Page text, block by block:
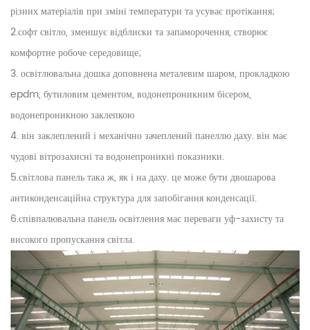
різних матеріалів при зміні температури та усуває протікання;
2.софт світло, зменшує відблиски та запаморочення, створює
комфортне робоче середовище;
3. освітлювальна дошка доповнена металевим шаром, прокладкою
epdm, бутиловим цементом, водонепроникним бісером,
водонепроникною заклепкою
4. він заклеплений і механічно зачеплений панеллю даху. він має
чудові вітрозахисні та водонепроникні показники.
5.світлова панель така ж, як і на даху. це може бути двошарова
антиконденсаційна структура для запобігання конденсації.
6.співпалювальна панель освітлення має переваги уф-захисту та
високого пропускання світла.